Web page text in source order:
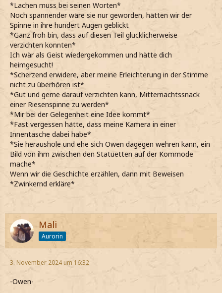
*Lachen muss bei seinen Worten*
Noch spannender wäre sie nur geworden, hätten wir der
Spinne in ihre hundert Augen geblickt
*Ganz froh bin, dass auf diesen Teil glücklicherweise
verzichten konnten*
Ich wär als Geist wiedergekommen und hätte dich
heimgesucht!
*Scherzend erwidere, aber meine Erleichterung in der Stimme
nicht zu überhören ist*
*Gut und gerne darauf verzichten kann, Mitternachtssnack
einer Riesenspinne zu werden*
*Mir bei der Gelegenheit eine Idee kommt*
*Fast vergessen hätte, dass meine Kamera in einer
Innentasche dabei habe*
*Sie heraushole und ehe sich Owen dagegen wehren kann, ein
Bild von ihm zwischen den Statuetten auf der Kommode
mache*
Wenn wir die Geschichte erzählen, dann mit Beweisen
*Zwinkernd erkläre*
Mali
Aurorin
3. November 2024 um 16:32
-Owen-